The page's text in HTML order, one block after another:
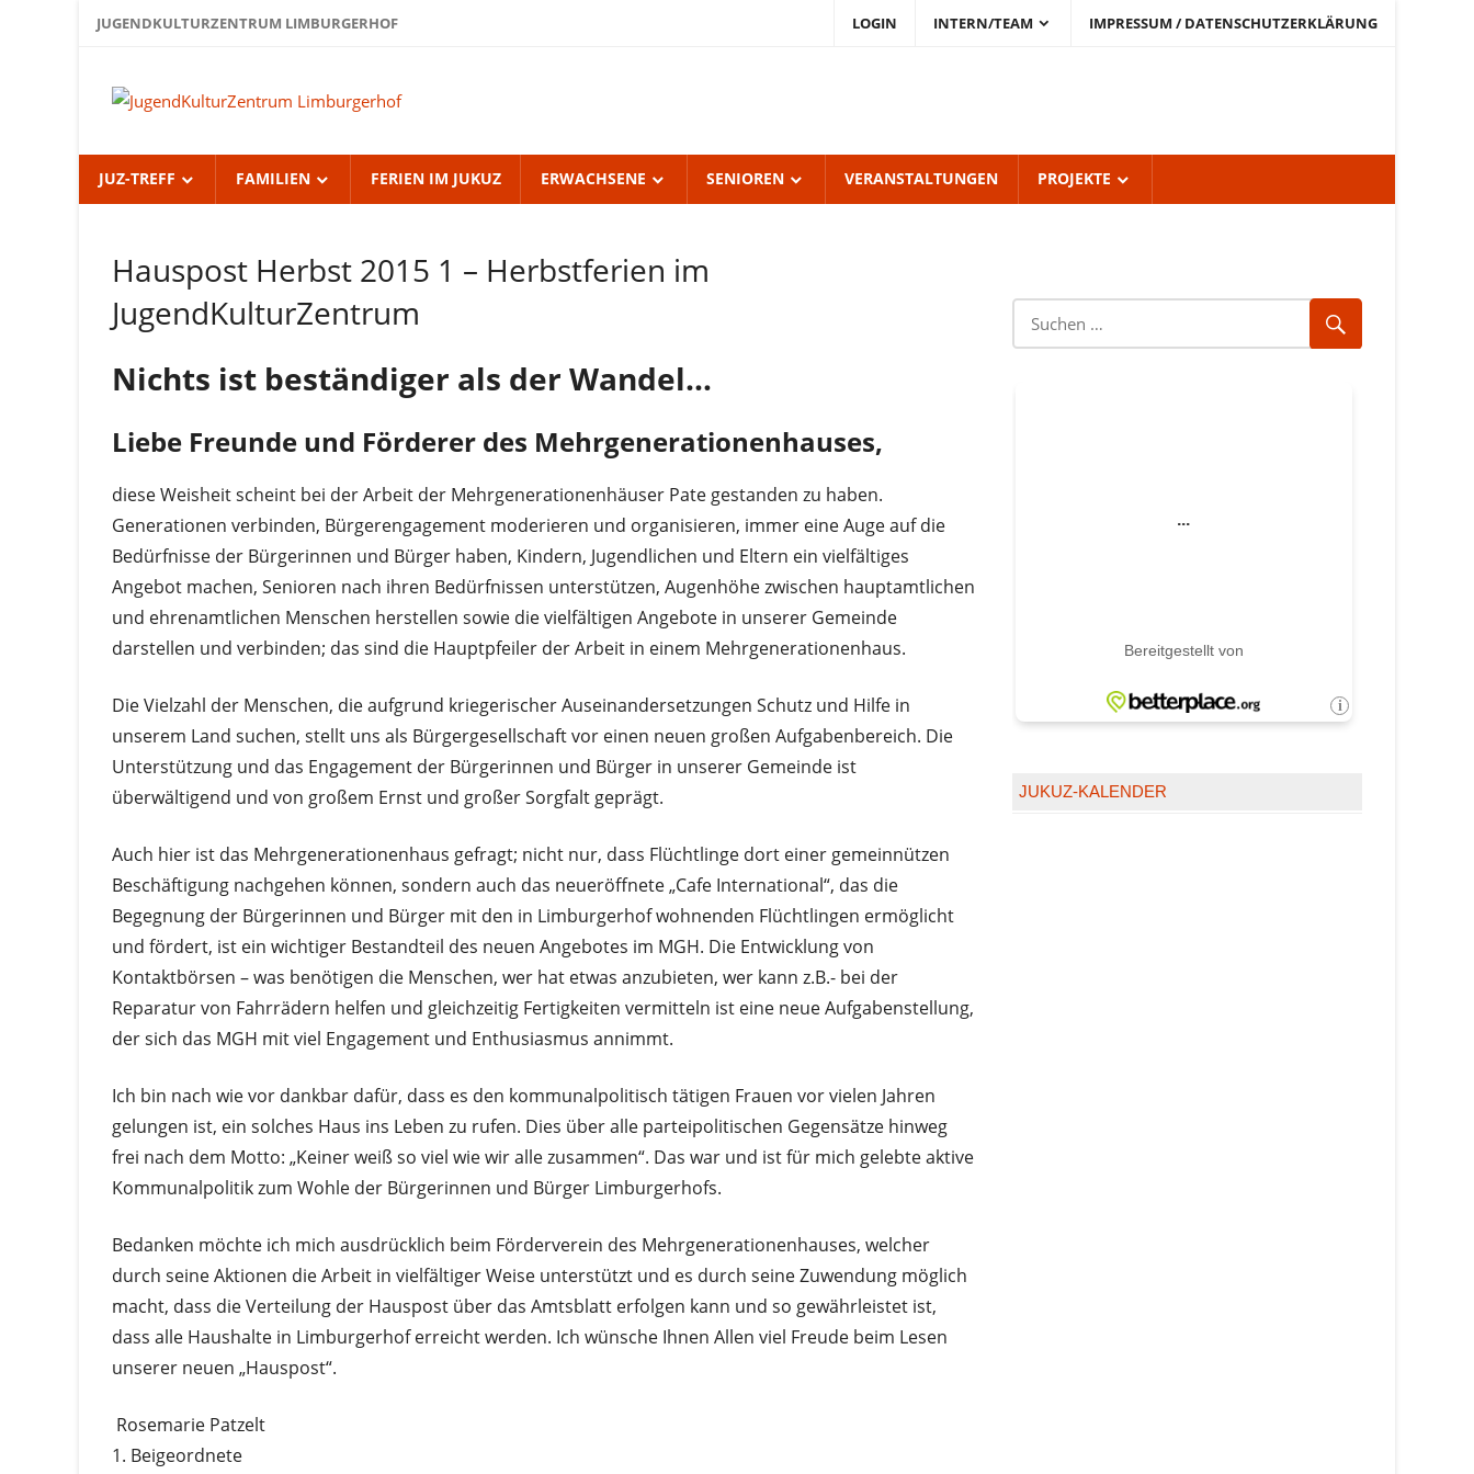
ZumJUGENDKULTURZENTRUM LIMBURGERHOF LOGIN INTERN/TEAM IMPRESSUM / DATENSCHUTZERKLÄRUNG
Limburgerhof
JUZ-TREFF FAMILIEN FERIEN IM JUKUZ ERWACHSENE SENIOREN VERANSTALTUNGEN PROJEKTE
Hauspost
2015
Hauspost Herbst 2015 1 – Herbstferien im
JugendKulturZentrum
Nichts ist beständiger als der Wandel…
Liebe Freunde und Förderer des Mehrgenerationenhauses,
diese Weisheit scheint bei der Arbeit der Mehrgenerationenhäuser Pate gestanden zu haben.
Generationen verbinden, Bürgerengagement moderieren und organisieren, immer eine Auge auf die
Bedürfnisse der Bürgerinnen und Bürger haben, Kindern, Jugendlichen und Eltern ein vielfältiges
Angebot machen, Senioren nach ihren Bedürfnissen unterstützen, Augenhöhe zwischen hauptamtlichen
und ehrenamtlichen Menschen herstellen sowie die vielfältigen Angebote in unserer Gemeinde
darstellen und verbinden; das sind die Hauptpfeiler der Arbeit in einem Mehrgenerationenhaus.
Die Vielzahl der Menschen, die aufgrund kriegerischer Auseinandersetzungen Schutz und Hilfe in
unserem Land suchen, stellt uns als Bürgergesellschaft vor einen neuen großen Aufgabenbereich. Die
Unterstützung und das Engagement der Bürgerinnen und Bürger in unserer Gemeinde ist
überwältigend und von großem Ernst und großer Sorgfalt geprägt.
Auch hier ist das Mehrgenerationenhaus gefragt; nicht nur, dass Flüchtlinge dort einer gemeinnützen
Beschäftigung nachgehen können, sondern auch das neueröffnete „Cafe International“, das die
Begegnung der Bürgerinnen und Bürger mit den in Limburgerhof wohnenden Flüchtlingen ermöglicht
und fördert, ist ein wichtiger Bestandteil des neuen Angebotes im MGH. Die Entwicklung von
Kontaktbörsen – was benötigen die Menschen, wer hat etwas anzubieten, wer kann z.B.- bei der
Reparatur von Fahrrädern helfen und gleichzeitig Fertigkeiten vermitteln ist eine neue Aufgabenstellung,
der sich das MGH mit viel Engagement und Enthusiasmus annimmt.
Ich bin nach wie vor dankbar dafür, dass es den kommunalpolitisch tätigen Frauen vor vielen Jahren
gelungen ist, ein solches Haus ins Leben zu rufen. Dies über alle parteipolitischen Gegensätze hinweg
frei nach dem Motto: „Keiner weiß so viel wie wir alle zusammen“. Das war und ist für mich gelebte aktive
Kommunalpolitik zum Wohle der Bürgerinnen und Bürger Limburgerhofs.
Bedanken möchte ich mich ausdrücklich beim Förderverein des Mehrgenerationenhauses, welcher
durch seine Aktionen die Arbeit in vielfältiger Weise unterstützt und es durch seine Zuwendung möglich
macht, dass die Verteilung der Hauspost über das Amtsblatt erfolgen kann und so gewährleistet ist,
dass alle Haushalte in Limburgerhof erreicht werden. Ich wünsche Ihnen Allen viel Freude beim Lesen
unserer neuen „Hauspost“.
Rosemarie Patzelt
1. Beigeordnete
JUKUZ-KALENDER